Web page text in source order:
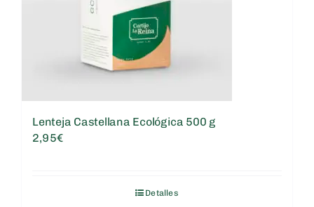
Lenteja Castellana Ecológica 500 g
2,95€
Detalles